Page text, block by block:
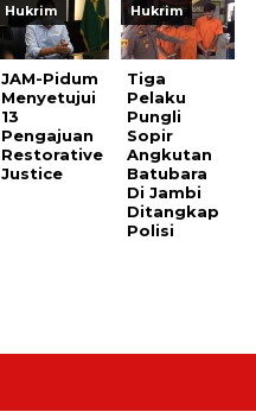
Hukrim
JAM-Pidum
Menyetujui
13
Pengajuan
Restorative
Justice
Hukrim
Tiga
Pelaku
Pungli
Sopir
Angkutan
Batubara
Di Jambi
Ditangkap
Polisi